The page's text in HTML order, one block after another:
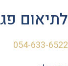
לתיאום
054-633-6522